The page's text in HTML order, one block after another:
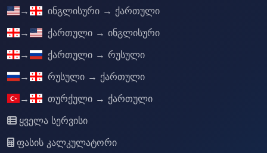
→
ინგლისური → ქართული
→
ქართული → ინგლისური
→
ქართული → რუსული
→
რუსული → ქართული
→
თურქული → ქართული
ყველა სერვისი
ფასის კალკულატორი